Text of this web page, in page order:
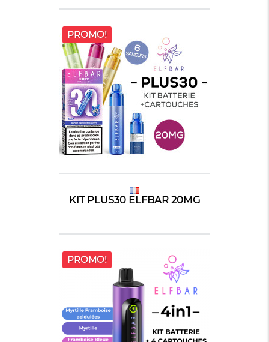
PROMO!
KIT PLUS30 ELFBAR 20MG
PROMO!